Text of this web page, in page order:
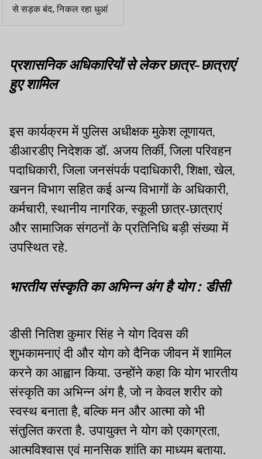
से सड़क बंद, निकल रहा धुआं
प्रशासनिक अधिकारियों से लेकर छात्र-छात्राएं
हुए शामिल
इस कार्यक्रम में पुलिस अधीक्षक मुकेश लूणायत,
डीआरडीए निदेशक डॉ. अजय तिर्की,जिला परिवहन
पदाधिकारी,जिला जनसंपर्क पदाधिकारी,शिक्षा,खेल,
खनन विभाग सहित कई अन्य विभागों के अधिकारी,
कर्मचारी,स्थानीय नागरिक,स्कूली छात्र-छात्राएं
और सामाजिक संगठनों के प्रतिनिधि बड़ी संख्या में
उपस्थित रहे.
भारतीय संस्कृति का अभिन्न अंग है योग : डीसी
डीसी नितिश कुमार सिंह ने योग दिवस की
शुभकामनाएं दी और योग को दैनिक जीवन में शामिल
करने का आह्वान किया. उन्होंने कहा कि योग भारतीय
संस्कृति का अभिन्न अंग है,जो न केवल शरीर को
स्वस्थ बनाता है,बल्कि मन और आत्मा को भी
संतुलित करता है. उपायुक्त ने योग को एकाग्रता,
आत्मविश्वास एवं मानसिक शांति का माध्यम बताया.